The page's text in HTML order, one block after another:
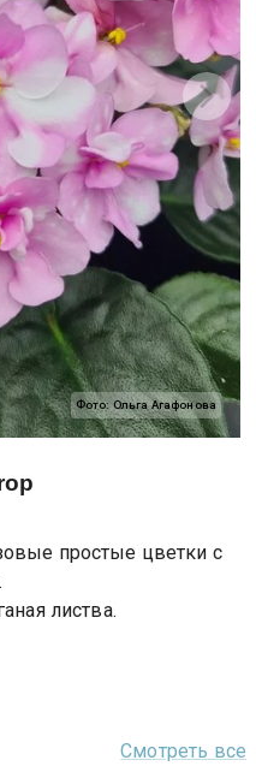
Фото:Ольга Агафонова
простые цветки с
листва.
Смотреть все